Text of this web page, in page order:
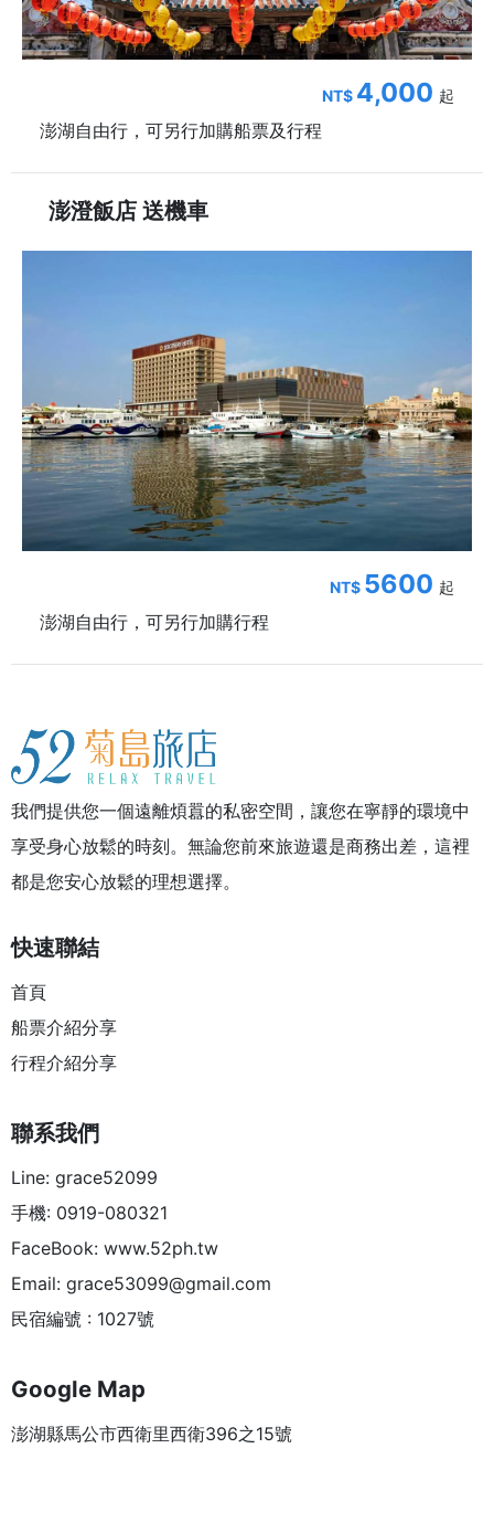
NT$ 4,000 起
澎湖自由行，可另行加購船票及行程
澎澄飯店 送機車
NT$ 5600 起
澎湖自由行，可另行加購行程
我們提供您一個遠離煩囂的私密空間，讓您在寧靜的環境中
享受身心放鬆的時刻。無論您前來旅遊還是商務出差，這裡
都是您安心放鬆的理想選擇。
快速聯結
首頁
船票介紹分享
行程介紹分享
聯系我們
Line: grace52099
手機: 0919-080321
FaceBook: www.52ph.tw
Email: grace53099@gmail.com
民宿編號 : 1027號
Google Map
澎湖縣馬公市西衛里西衛396之15號